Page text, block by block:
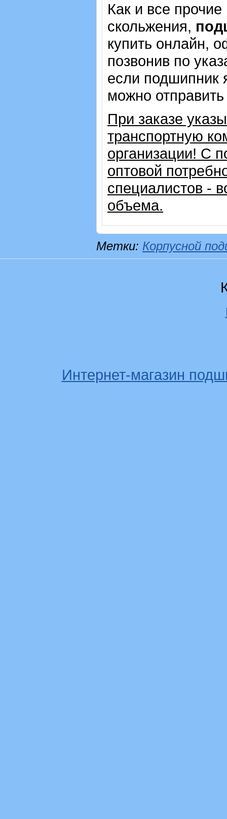
Как и все
скольжения,
купить онлайн,
позвонив по
если подшипник
можно
При заказе
транспортную
организации! С
оптовой
специалистов -
объема.
Метки: Корпусной
Интернет-магазин